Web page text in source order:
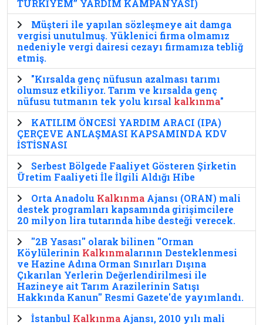
TÜRKİYEM” YARDIM KAMPANYASI)
Müşteri ile yapılan sözleşmeye ait damga
vergisi unutulmuş. Yüklenici firma olmamız
nedeniyle vergi dairesi cezayı firmamıza tebliğ
etmiş.
"Kırsalda genç nüfusun azalması tarımı
olumsuz etkiliyor. Tarım ve kırsalda genç
nüfusu tutmanın tek yolu kırsal kalkınma"
KATILIM ÖNCESİ YARDIM ARACI (IPA)
ÇERÇEVE ANLAŞMASI KAPSAMINDA KDV
İSTİSNASI
Serbest Bölgede Faaliyet Gösteren Şirketin
Üretim Faaliyeti İle İlgili Aldığı Hibe
Orta Anadolu Kalkınma Ajansı (ORAN) mali
destek programları kapsamında girişimcilere
20 milyon lira tutarında hibe desteği verecek.
''2B Yasası'' olarak bilinen ''Orman
Köylülerinin Kalkınmalarının Desteklenmesi
ve Hazine Adına Orman Sınırları Dışına
Çıkarılan Yerlerin Değerlendirilmesi ile
Hazineye ait Tarım Arazilerinin Satışı
Hakkında Kanun'' Resmi Gazete'de yayımlandı.
İstanbul Kalkınma Ajansı, 2010 yılı mali